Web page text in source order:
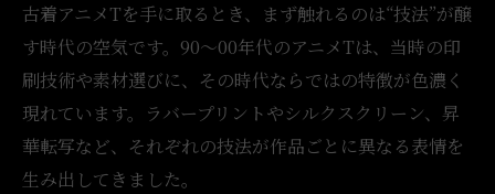
プリント表現で読み解く古着アニメTの変遷
ヴィンテージアニメTの色彩から感じる文化
性
古着アニメT選びで重視したいグラフィック
の魅力
古着アニメTを手に取るとき、まず触れるのは“技法”が醸
す時代の空気です。90〜00年代のアニメTは、当時の印
刷技術や素材選びに、その時代ならではの特徴が色濃く
現れています。ラバープリントやシルクスクリーン、昇
華転写など、それぞれの技法が作品ごとに異なる表情を
生み出してきました。